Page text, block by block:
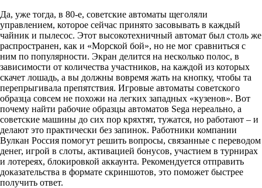
Да, уже тогда, в 80-е, советские автоматы щеголяли
управлением, которое сейчас принято засовывать в каждый
чайник и пылесос. Этот высокотехничный автомат был столь же
распространен, как и «Морской бой», но не мог сравниться с
ним по популярности. Экран делится на несколько полос, в
зависимости от количества участников, на каждой из которых
скачет лошадь, а вы должны вовремя жать на кнопку, чтобы та
перепрыгивала препятствия. Игровые автоматы советского
образца совсем не похожи на легких западных «кузенов». Вот
почему найти рабочие образцы автоматов Sega нереально, а
советские машины до сих пор кряхтят, тужатся, но работают – и
делают это практически без запинок. Работники компании
Вулкан Россия помогут решить вопросы, связанные с переводом
денег, игрой в слоты, активацией бонусов, участием в турнирах
и лотереях, блокировкой аккаунта. Рекомендуется отправить
доказательства в формате скриншотов, это поможет быстрее
получить ответ.